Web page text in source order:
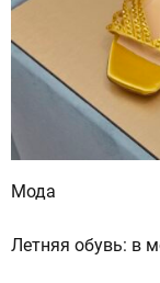
а
д
з
л
Мода
Летняя обувь: в